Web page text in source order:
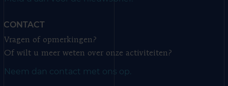
CONTACT
Vragen of opmerkingen?
Of wilt u meer weten over onze activiteiten?
Neem dan contact met ons op.